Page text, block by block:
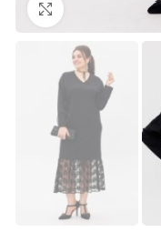
Нажмите, чтобы